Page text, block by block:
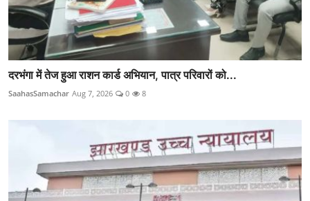
दरभंगा में तेज हुआ राशन कार्ड अभियान, पात्र परिवारों को...
SaahasSamachar Aug 7, 2026 0 8